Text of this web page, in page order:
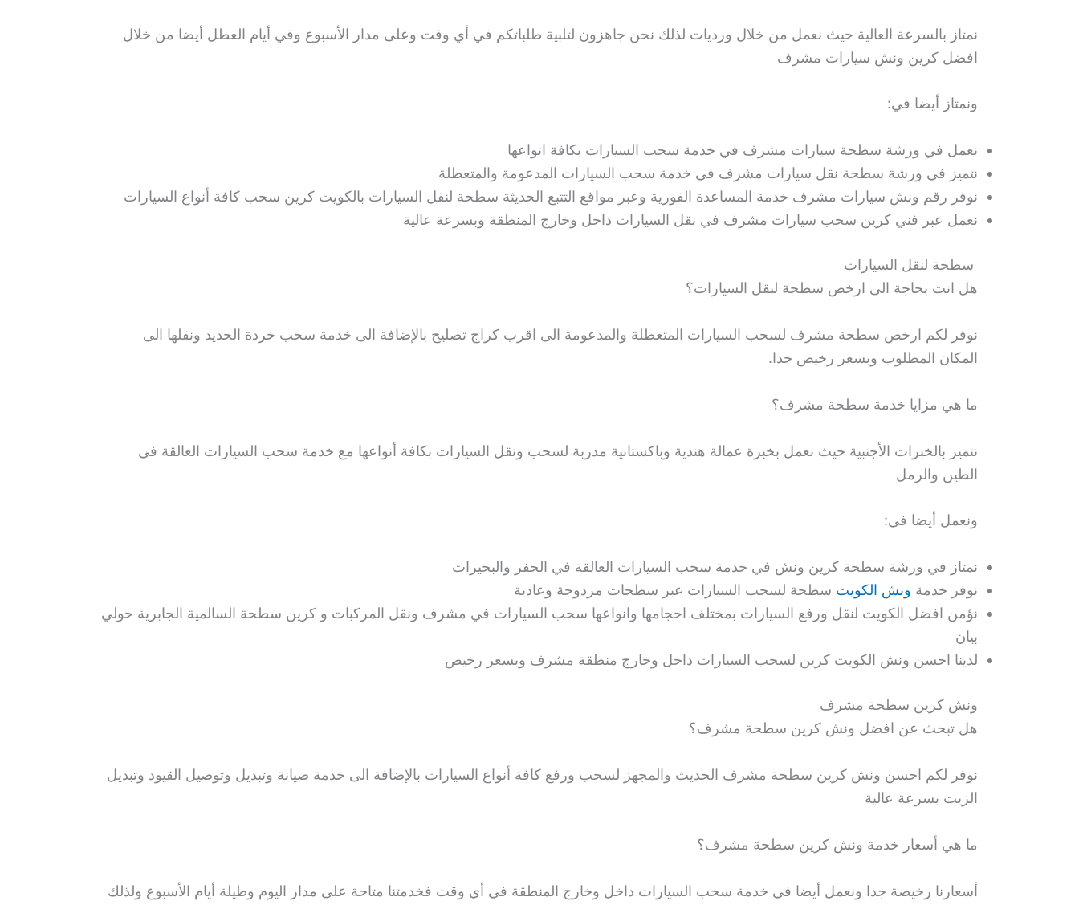
نمتاز بالسرعة العالية حيث نعمل من خلال ورديات لذلك نحن جاهزون لتلبية طلباتكم في أي وقت وعلى مدار الأسبوع وفي أيام العطل أيضا من خلال
افضل كرين ونش سيارات مشرف
ونمتاز أيضا في:
نعمل في ورشة سطحة سيارات مشرف في خدمة سحب السيارات بكافة انواعها
نتميز في ورشة سطحة نقل سيارات مشرف في خدمة سحب السيارات المدعومة والمتعطلة
نوفر رقم ونش سيارات مشرف خدمة المساعدة الفورية وعبر مواقع التتبع الحديثة سطحة لنقل السيارات بالكويت كرين سحب كافة أنواع السيارات
نعمل عبر فني كرين سحب سيارات مشرف في نقل السيارات داخل وخارج المنطقة وبسرعة عالية
سطحة لنقل السيارات
هل انت بحاجة الى ارخص سطحة لنقل السيارات؟
نوفر لكم ارخص سطحة مشرف لسحب السيارات المتعطلة والمدعومة الى اقرب كراج تصليح بالإضافة الى خدمة سحب خردة الحديد ونقلها الى
المكان المطلوب وبسعر رخيص جدا.
ما هي مزايا خدمة سطحة مشرف؟
نتميز بالخبرات الأجنبية حيث نعمل بخبرة عمالة هندية وباكستانية مدربة لسحب ونقل السيارات بكافة أنواعها مع خدمة سحب السيارات العالقة في
الطين والرمل
ونعمل أيضا في:
نمتاز في ورشة سطحة كرين ونش في خدمة سحب السيارات العالقة في الحفر والبحيرات
نوفر خدمة ونش الكويت سطحة لسحب السيارات عبر سطحات مزدوجة وعادية
نؤمن افضل الكويت لنقل ورفع السيارات بمختلف احجامها وانواعها سحب السيارات في مشرف ونقل المركبات و كرين سطحة السالمية الجابرية حولي
بيان
لدينا احسن ونش الكويت كرين لسحب السيارات داخل وخارج منطقة مشرف وبسعر رخيص
ونش كرين سطحة مشرف
هل تبحث عن افضل ونش كرين سطحة مشرف؟
نوفر لكم احسن ونش كرين سطحة مشرف الحديث والمجهز لسحب ورفع كافة أنواع السيارات بالإضافة الى خدمة صيانة وتبديل وتوصيل القيود وتبديل
الزيت بسرعة عالية
ما هي أسعار خدمة ونش كرين سطحة مشرف؟
أسعارنا رخيصة جدا ونعمل أيضا في خدمة سحب السيارات داخل وخارج المنطقة في أي وقت فخدمتنا متاحة على مدار اليوم وطيلة أيام الأسبوع ولذلك